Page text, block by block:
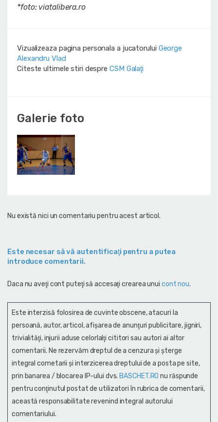
*foto: viatalibera.ro
Vizualizeaza pagina personala a jucatorului George
Alexandru Vlad
Citeste ultimele stiri despre CSM Galaţi
Galerie foto
Nu există nici un comentariu pentru acest articol.
Este necesar să vă autentificaţi pentru a putea
introduce comentarii.
Daca nu aveţi cont puteţi să accesaţi crearea unui cont nou.
Este interzisă folosirea de cuvinte obscene, atacuri la
persoană, autor, articol, afişarea de anunţuri publicitare, jigniri,
trivialităţi, injurii aduse celorlalţi cititori sau autori ai altor
comentarii. Ne rezervăm dreptul de a cenzura și şterge
integral cometarii și interzicerea dreptului de a posta pe site,
prin banarea / blocarea IP-ului dvs. BASCHET.RO nu răspunde
pentru conţinutul postat de utilizatori în rubrica de comentarii,
această responsabilitate revenind integral autorului
comentariului.